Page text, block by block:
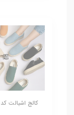
کالج اشبالت کد 6994